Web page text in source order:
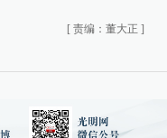
[ 责编：董大正 ]